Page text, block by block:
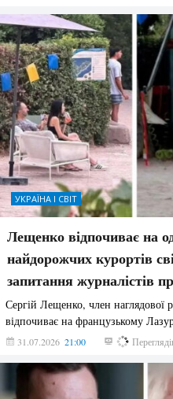
УКРАЇНА І СВІТ
Лещенко відпочиває на
найдорожчих курортів
запитання журналістів
Сергій Лещенко, член наглядової
відпочиває на французькому
31.07.2026 21:00 210